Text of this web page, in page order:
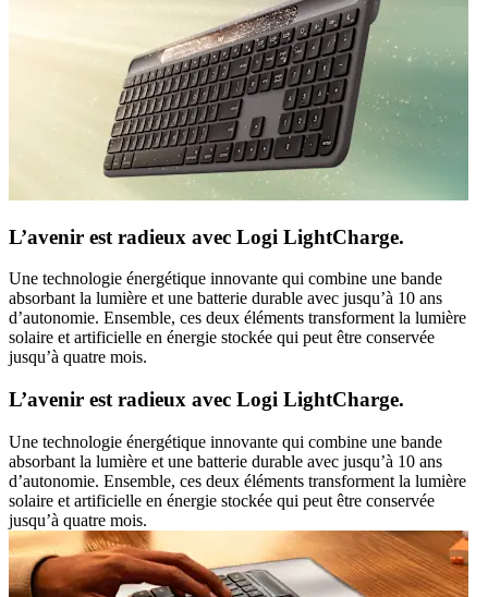
L’avenir est radieux avec Logi LightCharge.
Une technologie énergétique innovante qui combine une bande
absorbant la lumière et une batterie durable avec jusqu’à 10 ans
d’autonomie. Ensemble, ces deux éléments transforment la lumière
solaire et artificielle en énergie stockée qui peut être conservée
jusqu’à quatre mois.
L’avenir est radieux avec Logi LightCharge.
Une technologie énergétique innovante qui combine une bande
absorbant la lumière et une batterie durable avec jusqu’à 10 ans
d’autonomie. Ensemble, ces deux éléments transforment la lumière
solaire et artificielle en énergie stockée qui peut être conservée
jusqu’à quatre mois.